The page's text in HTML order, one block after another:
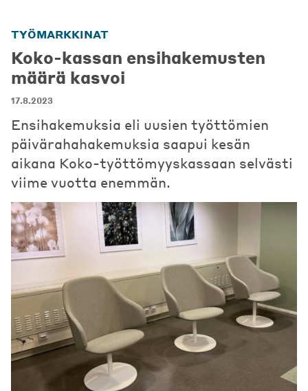
TYÖMARKKINAT
Koko-kassan ensihakemusten
määrä kasvoi
17.8.2023
Ensihakemuksia eli uusien työttömien
päivärahahakemuksia saapui kesän
aikana Koko-työttömyyskassaan selvästi
viime vuotta enemmän.